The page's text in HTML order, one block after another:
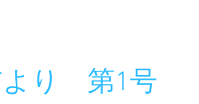
り　第1号